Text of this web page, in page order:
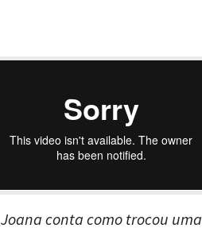
Joana conta como trocou uma